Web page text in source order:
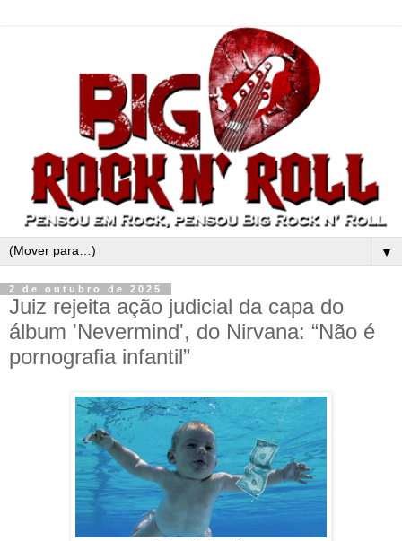
▼
2 de outubro de 2025
Juiz rejeita ação judicial da capa do
álbum 'Nevermind', do Nirvana: “Não é
pornografia infantil”